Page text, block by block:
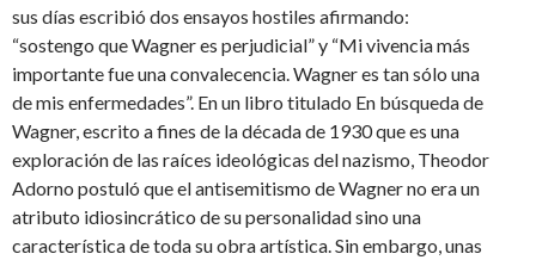
sus días escribió dos ensayos hostiles afirmando:
“sostengo que Wagner es perjudicial” y “Mi vivencia más
importante fue una convalecencia. Wagner es tan sólo una
de mis enfermedades”. En un libro titulado En búsqueda de
Wagner, escrito a fines de la década de 1930 que es una
exploración de las raíces ideológicas del nazismo, Theodor
Adorno postuló que el antisemitismo de Wagner no era un
atributo idiosincrático de su personalidad sino una
característica de toda su obra artística. Sin embargo, unas